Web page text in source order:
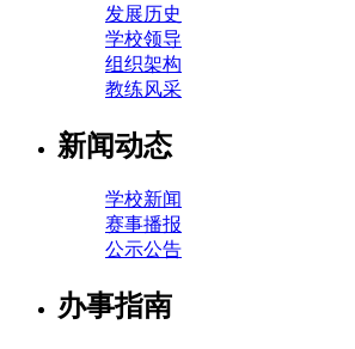
发展历史
学校领导
组织架构
教练风采
新闻动态
学校新闻
赛事播报
公示公告
办事指南